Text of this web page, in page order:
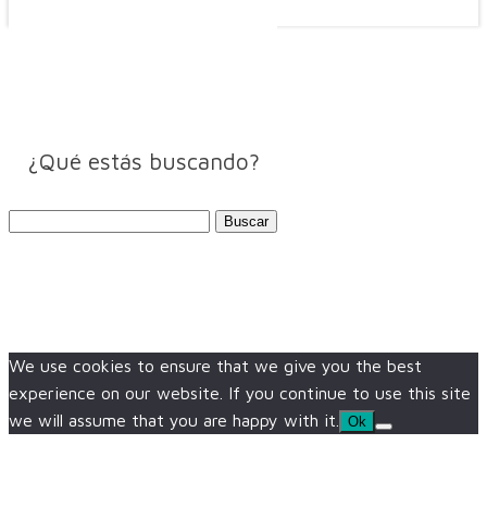
¿Qué estás buscando?
We use cookies to ensure that we give you the best
experience on our website. If you continue to use this site
we will assume that you are happy with it.
Ok